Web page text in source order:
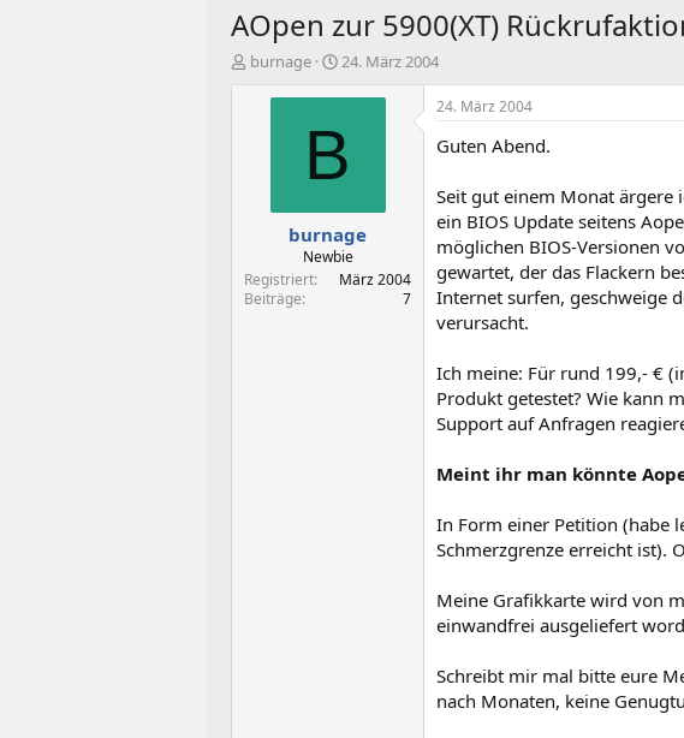
AOpen zur 5900(XT)
E
burnage
E
s
e
t
a
m
24. März 2004
B
burnage
Newbie
Registriert
März 2004
Beiträge
7
24. März 2004
Guten Abend.
Seit gut einem Monat ärgere
ein BIOS Update seitens
möglichen BIOS-Versionen
gewartet, der das Flackern
Internet surfen, geschweige
verursacht.
Ich meine: Für rund 199,- €
Produkt getestet? Wie kann
Support auf Anfragen
Meint ihr man könnte
In Form einer Petition (habe
Schmerzgrenze erreicht ist).
Meine Grafikkarte wird von
einwandfrei ausgeliefert
Schreibt mir mal bitte eure
nach Monaten, keine